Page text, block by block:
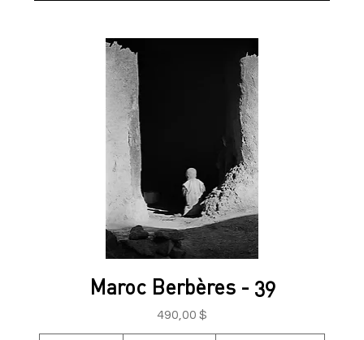
Maroc Berbères - 39
Prix
490,00 $